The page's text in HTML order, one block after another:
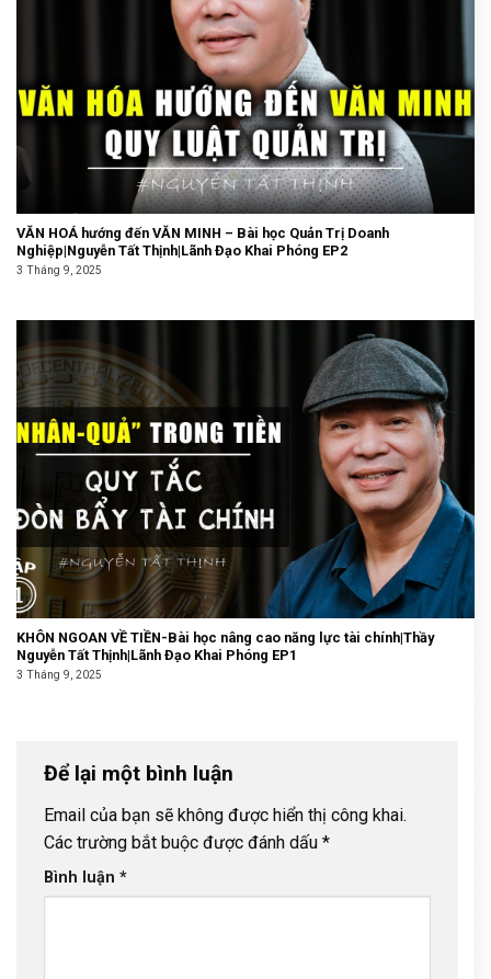
VĂN HOÁ hướng đến VĂN MINH – Bài học Quản Trị Doanh
Nghiệp|Nguyễn Tất Thịnh|Lãnh Đạo Khai Phóng EP2
3 Tháng 9, 2025
KHÔN NGOAN VỀ TIỀN-Bài học nâng cao năng lực tài chính|Thầy
Nguyễn Tất Thịnh|Lãnh Đạo Khai Phóng EP1
3 Tháng 9, 2025
Để lại một bình luận
Email của bạn sẽ không được hiển thị công khai.
Các trường bắt buộc được đánh dấu *
Bình luận *